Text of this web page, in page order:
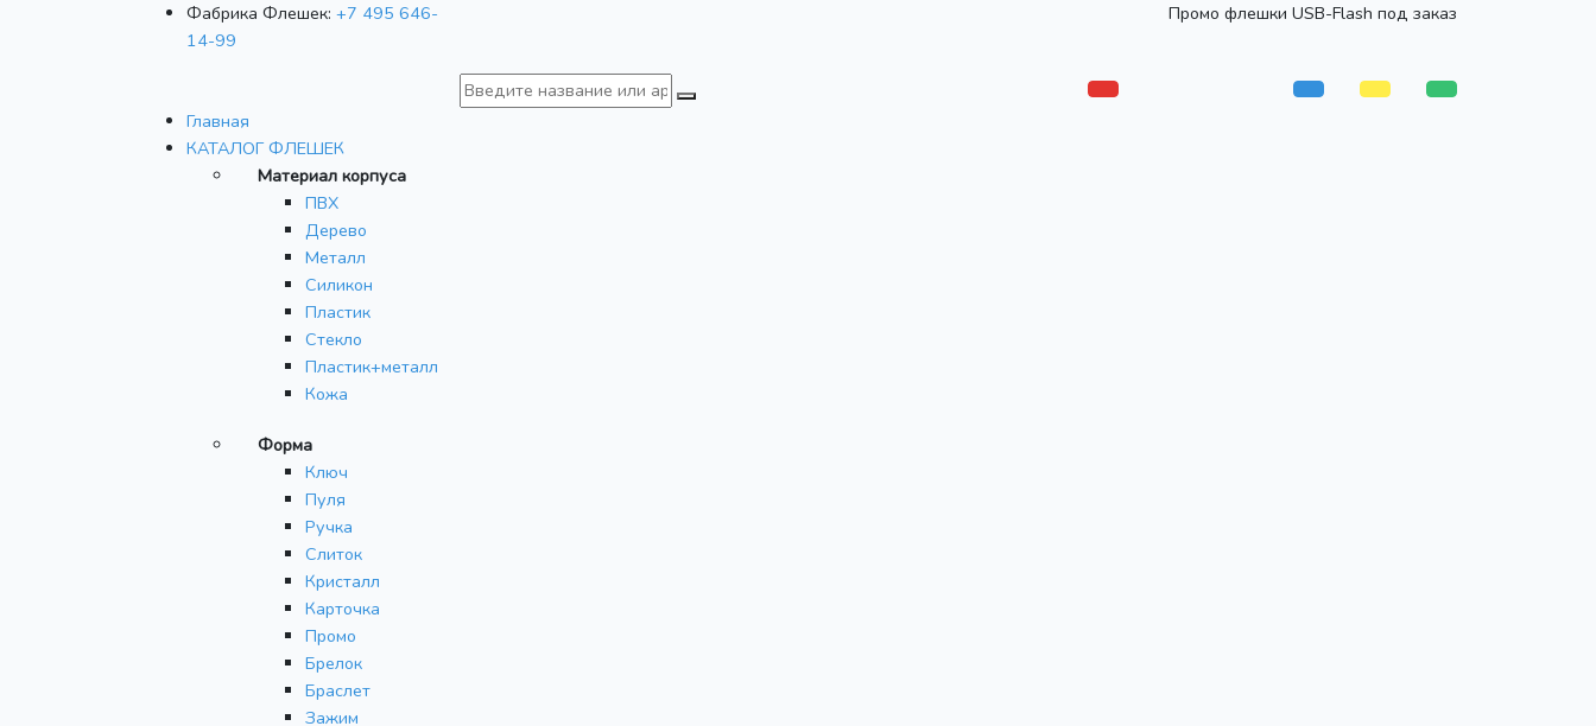
Фабрика Флешек: +7 495 646-
14-99
Промо флешки USB-Flash под заказ
Главная
КАТАЛОГ ФЛЕШЕК
Материал корпуса
ПВХ
Дерево
Металл
Силикон
Пластик
Стекло
Пластик+металл
Кожа
Форма
Ключ
Пуля
Ручка
Слиток
Кристалл
Карточка
Промо
Брелок
Браслет
Зажим